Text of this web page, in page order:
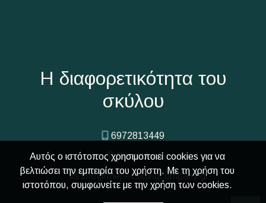
Η διαφορετικότητα του
σκύλου
6972813449
Θεσσαλονίκη
info@thepetsittingcompany.gr
Αυτός ο ιστότοπος χρησιμοποιεί cookies για να
βελτιώσει την εμπειρία του χρήστη. Με τη χρήση του
ιστοτόπου, συμφωνείτε με την χρήση των cookies.